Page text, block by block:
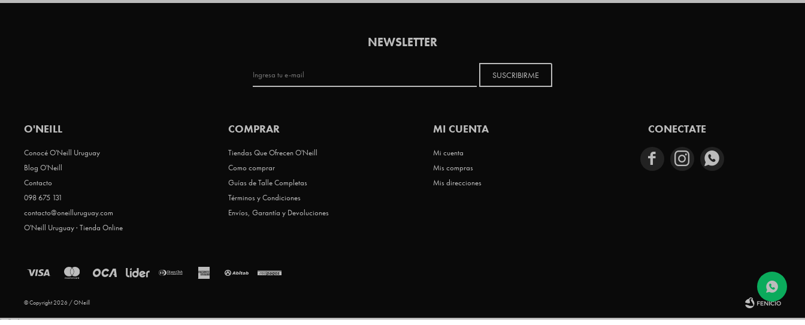
CONECTATE
  
O'NEILL
Conocé O'Neill Uruguay
Blog O'Neill
Contacto
098 675 131
contacto@oneilluruguay.com
O'Neill Uruguay · Tienda Online
COMPRAR
Tiendas Que Ofrecen O'Neill
Como comprar
Guías de Talle Completas
Términos y Condiciones
Envíos, Garantía y Devoluciones
MI CUENTA
Mi cuenta
Mis compras
Mis direcciones
NEWSLETTER
SUSCRIBIRME
© Copyright 2026 / ONeill
htmlhtml